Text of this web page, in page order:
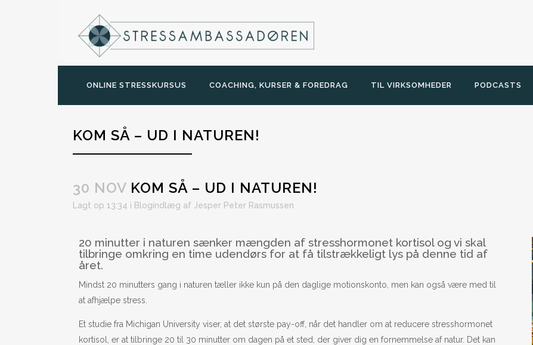
ONLINE STRESSKURSUS COACHING, KURSER & FOREDRAG TIL VIRKSOMHEDER PODCASTS
KOM SÅ – UD I NATUREN!
30 NOV KOM SÅ – UD I NATUREN!
Lagt op 13:34 i Blogindlæg af Jesper Peter Rasmussen
20 minutter i naturen sænker mængden af stresshormonet kortisol og vi skal
tilbringe omkring en time udendørs for at få tilstrækkeligt lys på denne tid af
året.
Mindst 20 minutters gang i naturen tæller ikke kun på den daglige motionskonto, men kan også være med til
at afhjælpe stress.
Et studie fra Michigan University viser, at det største pay-off, når det handler om at reducere stresshormonet
kortisol, er at tilbringe 20 til 30 minutter om dagen på et sted, der giver dig en fornemmelse af natur. Det kan